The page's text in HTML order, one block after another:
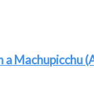
a Machupicchu